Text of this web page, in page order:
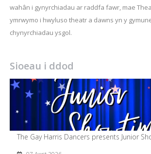
wahân i gynyrchiadau ar raddfa fawr, mae
ymrwymo i hwyluso theatr a dawns yn y
chynyrchiadau ysgol.
Sioeau i ddod
The Gay Harris Dancers presents Junior